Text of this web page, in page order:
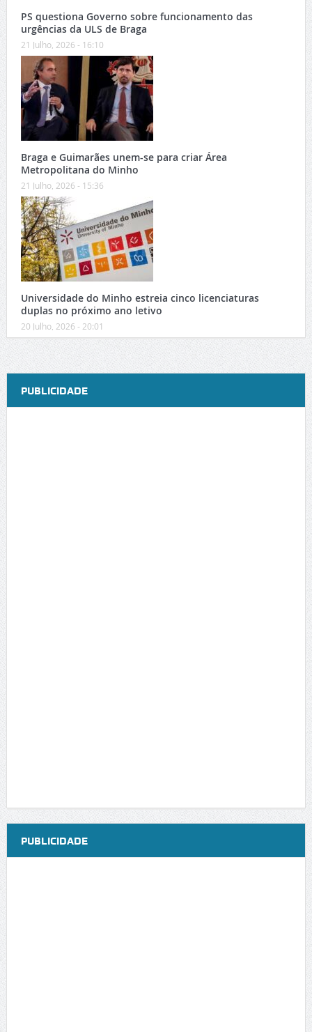
PS questiona Governo sobre funcionamento das
urgências da ULS de Braga
21 Julho, 2026 - 16:10
Braga e Guimarães unem-se para criar Área
Metropolitana do Minho
21 Julho, 2026 - 15:36
Universidade do Minho estreia cinco licenciaturas
duplas no próximo ano letivo
20 Julho, 2026 - 20:01
PUBLICIDADE
PUBLICIDADE